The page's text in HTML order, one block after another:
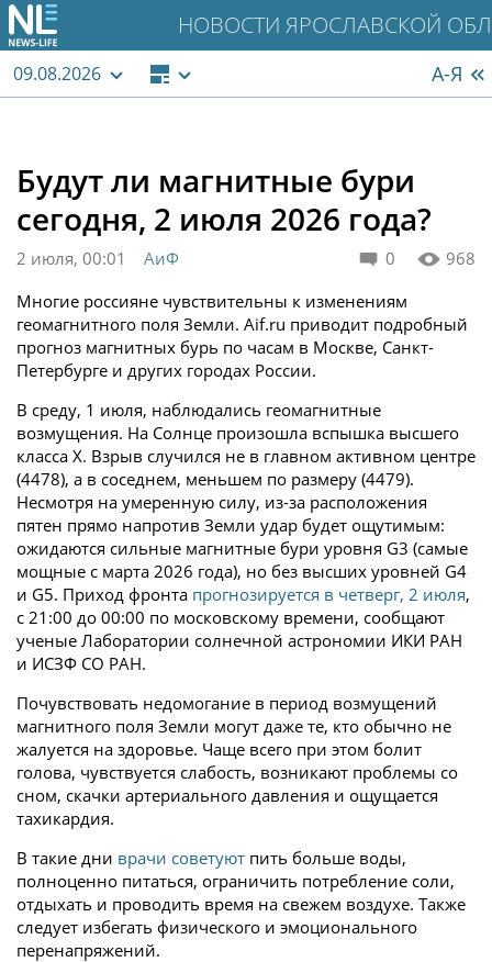
НОВОСТИ ЯРОСЛАВСКОЙ
09.08.2026 А-Я
Будут ли магнитные бури
сегодня, 2 июля 2026 года?
0 968
2 июля, 00:01
АиФ
Многие россияне чувствительны к изменениям
геомагнитного поля Земли. Aif.ru приводит подробный
прогноз магнитных бурь по часам в Москве, Санкт-
Петербурге и других городах России.
В среду, 1 июля, наблюдались геомагнитные
возмущения. На Солнце произошла вспышка высшего
класса X. Взрыв случился не в главном активном центре
(4478), а в соседнем, меньшем по размеру (4479).
Несмотря на умеренную силу, из-за расположения
пятен прямо напротив Земли удар будет ощутимым:
ожидаются сильные магнитные бури уровня G3 (самые
мощные с марта 2026 года), но без высших уровней G4
и G5. Приход фронта прогнозируется в четверг, 2 июля,
с 21:00 до 00:00 по московскому времени, сообщают
ученые Лаборатории солнечной астрономии ИКИ РАН
и ИСЗФ СО РАН.
Почувствовать недомогание в период возмущений
магнитного поля Земли могут даже те, кто обычно не
жалуется на здоровье. Чаще всего при этом болит
голова, чувствуется слабость, возникают проблемы со
сном, скачки артериального давления и ощущается
тахикардия.
В такие дни врачи советуют пить больше воды,
полноценно питаться, ограничить потребление соли,
отдыхать и проводить время на свежем воздухе. Также
следует избегать физического и эмоционального
перенапряжений.